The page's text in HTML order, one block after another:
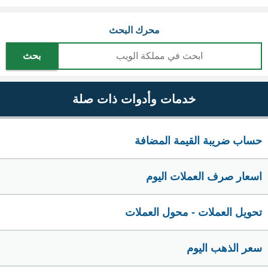
محرك البحث
بحث
خدمات وأدوات ذات صلة
حساب ضريبة القيمة المضافة
اسعار صرف العملات اليوم
تحويل العملات - محول العملات
سعر الذهب اليوم